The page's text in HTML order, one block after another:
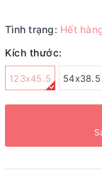
Tình trạng: Hết
Kích thước:
123x45.5 54x38.5